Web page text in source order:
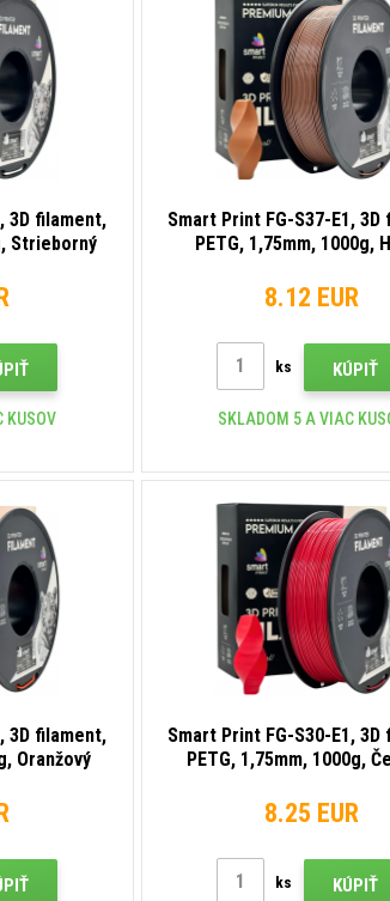
3D filament,
Strieborný
KUSOV
Smart Print FG-S37-E1,
PETG, 1,75mm, 1000g,
8.12 EUR
ks KÚPIŤ
SKLADOM 5 A VIAC
3D filament,
Oranžový
Smart Print FG-S30-E1,
PETG, 1,75mm, 1000g,
8.25 EUR
ks KÚPIŤ